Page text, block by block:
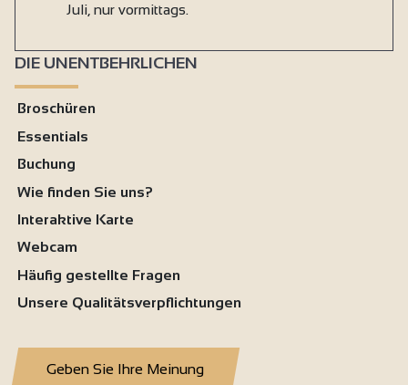
Juli, nur vormittags.
DIE UNENTBEHRLICHEN
Broschüren
Essentials
Buchung
Wie finden Sie uns?
Interaktive Karte
Webcam
Häufig gestellte Fragen
Unsere Qualitätsverpflichtungen
Geben Sie Ihre Meinung